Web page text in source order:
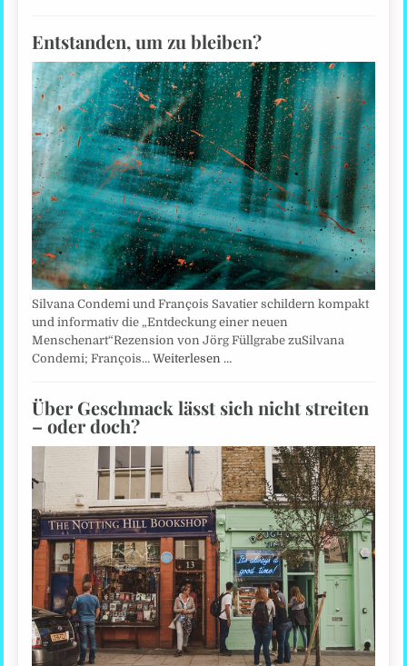
Entstanden, um zu bleiben?
Silvana Condemi und François Savatier schildern kompakt
und informativ die „Entdeckung einer neuen
Menschenart“Rezension von Jörg Füllgrabe zuSilvana
Condemi; François…Weiterlesen …
Über Geschmack lässt sich nicht streiten
– oder doch?